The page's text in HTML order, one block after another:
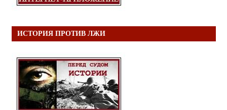
ИСТОРИЯ ПРОТИВ ЛЖИ